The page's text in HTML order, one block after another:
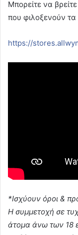
Μπορείτε να
που φιλοξενούν
https://
*Ισχύουν όροι &
Η συμμετοχή σε
άτομα άνω των 18